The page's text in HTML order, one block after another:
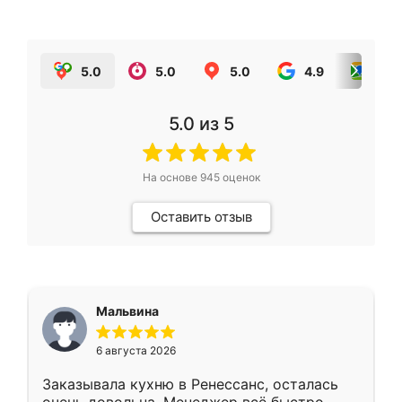
5.0 5.0 5.0 4.9
5.0 из 5
На основе 945оценок
Оставить отзыв
Мальвина
6 августа 2026
Заказывала кухню в Ренессанс, осталась